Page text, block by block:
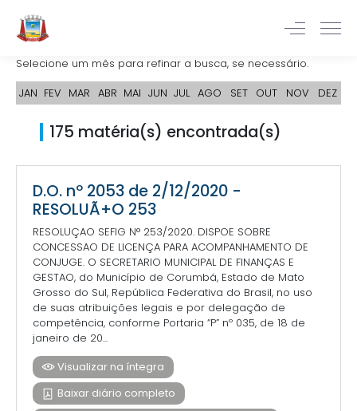
Selecione um mês para refinar a busca, se necessário.
JAN FEV MAR ABR MAI JUN JUL AGO SET OUT NOV DEZ
175 matéria(s) encontrada(s)
D.O. nº 2053 de 2/12/2020 -
RESOLUÃ+O 253
RESOLUÇAO SEFIG N° 253/2020. DISPOE SOBRE
CONCESSAO DE LICENÇA PARA ACOMPANHAMENTO DE
CONJUGE. O SECRETARIO MUNICIPAL DE FINANÇAS E
GESTAO, do Município de Corumbá, Estado de Mato
Grosso do Sul, República Federativa do Brasil, no uso
de suas atribuições legais e por delegação de
competência, conforme Portaria “P” nº 035, de 18 de
janeiro de 20...
Visualizar na íntegra
Baixar diário completo